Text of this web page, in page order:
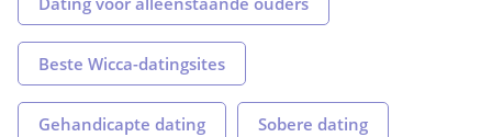
Beste Wicca-datingsites
Gehandicapte dating Sobere dating